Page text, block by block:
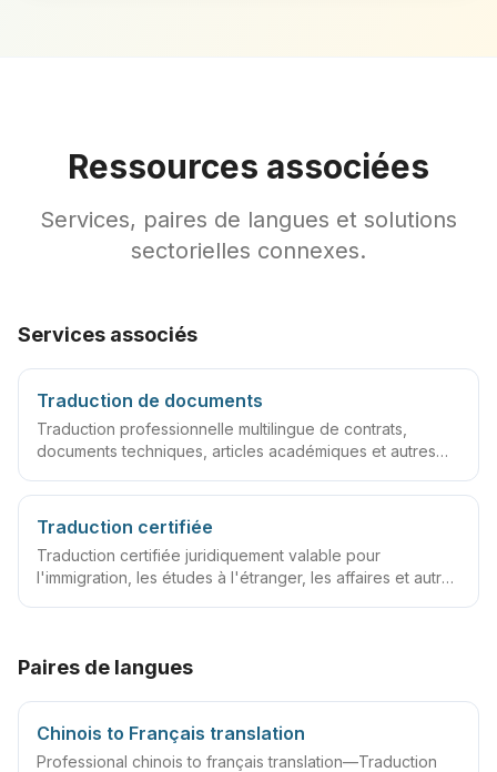
Ressources associées
Services, paires de langues et solutions
sectorielles connexes.
Services associés
Traduction de documents
Traduction professionnelle multilingue de contrats,
documents techniques, articles académiques et autres
Traduction certifiée
Traduction certifiée juridiquement valable pour
l'immigration, les études à l'étranger, les affaires et autres
Paires de langues
Chinois to Français translation
Professional chinois to français translation—Traduction